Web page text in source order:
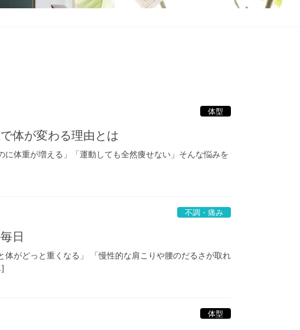
体型
体が変わる理由とは
体重が増える」「運動しても全然痩せない」そんな悩みを
不調・痛み
日
がどっと重くなる」 「慢性的な肩こりや腰のだるさが取れ
体型